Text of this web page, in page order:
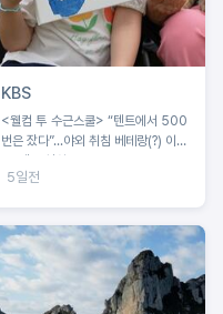
KBS
<웰컴 투 수근스쿨> “텐트에서 500
번은 잤다”...야외 취침 베테랑(?) 이수
근, 텐트 설치 중 굴욕?!
5일전